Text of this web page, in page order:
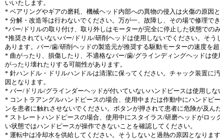
いいたします。
* ベアリングやギアの磨耗、機械ヘッド内部への異物の侵入は火傷の原因
* 分解・改造等は行わないでください。万が一、故障し、その場で修理で
*バー/ドリルの取り付け、取り外しはモーターが完全に停止した状態での
*推奨されていないバー/ドリル/研削ヘッドは使用しないでください。そ
あります。バー/歯/研削ヘッドの製造元が推奨する駆動モーターの速度を
* 曲がったり、損傷したり、不適格なバー/歯/グラインディングヘッドは
がったり壊れたりする可能性があります。
* 針ハンドル・ドリルハンドルは清潔に保ってください。チャック装置に
因となります。
* バー/ドリル/グラインダーヘッドが付いていないハンドピースは使用しな
* コントラアングルハンドピースの場合、使用中または作動中にハンドピ
ンを患者に触れさせないでください。ボタンが押されて患者に危険が及
* ストレートハンドピースの場合、使用中にスタイラス/研磨ヘッドがロ
い状態ではハンドピースが操作できないことを確認してください。
* 運転中は冷却水を供給してください。そうしないと過熱の原因となりま